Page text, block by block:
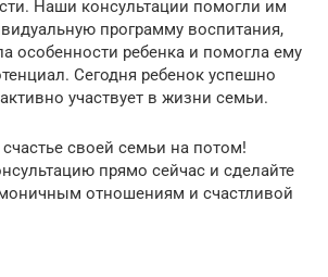
Наши консультации помогли им
программу воспитания,
особенности ребенка и помогла ему
Сегодня ребенок успешно
участвует в жизни семьи.
своей семьи на потом!
прямо сейчас и сделайте
отношениям и счастливой